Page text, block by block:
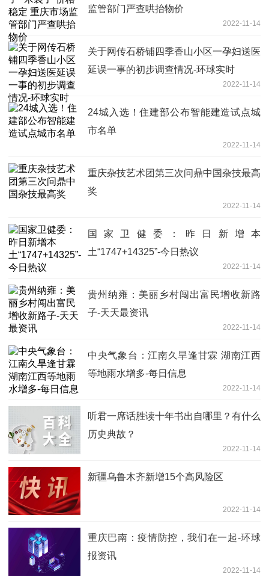
监管部门严查哄抬物价
2022-11-14
关于网传石桥铺四季香山小区一孕妇送医
延误一事的初步调查情况-环球实时
2022-11-14
24城入选！住建部公布智能建造试点城
市名单
2022-11-14
重庆杂技艺术团第三次问鼎中国杂技最高
奖
2022-11-14
国家卫健委：昨日新增本
土“1747+14325”-今日热议
2022-11-14
贵州纳雍：美丽乡村闯出富民增收新路
子-天天最资讯
2022-11-14
中央气象台：江南久旱逢甘霖 湖南江西
等地雨水增多-每日信息
2022-11-14
听君一席话胜读十年书出自哪里？有什么
历史典故？
2022-11-14
新疆乌鲁木齐新增15个高风险区
2022-11-14
重庆巴南：疫情防控，我们在一起-环球
报资讯
2022-11-14